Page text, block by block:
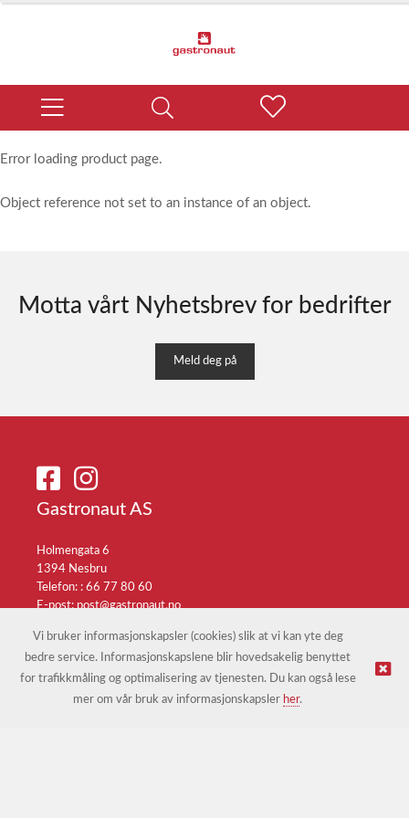
Error loading product page.
Object reference not set to an instance of an object.
Motta vårt Nyhetsbrev for bedrifter
Meld deg på
Gastronaut AS
Holmengata 6
1394 Nesbru
Telefon: : 66 77 80 60
E-post:post@gastronaut.no
© Gastronaut AS | Nettbutikk levert av Kréatif
Vi bruker informasjonskapsler (cookies) slik at vi kan yte deg
bedre service. Informasjonskapslene blir hovedsakelig benyttet
for trafikkmåling og optimalisering av tjenesten. Du kan også lese
mer om vår bruk av informasjonskapsler her.